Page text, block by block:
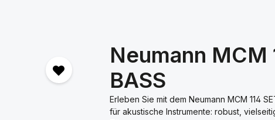
Neumann MCM
BASS
Erleben Sie mit dem Neumann MCM 114
für akustische Instrumente: robust,